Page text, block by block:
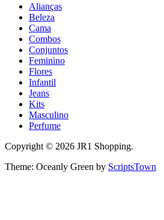
Alianças
Beleza
Cama
Combos
Conjuntos
Feminino
Flores
Infantil
Jeans
Kits
Masculino
Perfume
Copyright © 2026 JR1 Shopping.
Theme: Oceanly Green by ScriptsTown